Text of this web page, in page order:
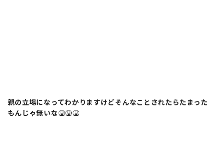
親の立場になってわかりますけどそんなことされたらたまった
もんじゃ無いな🤮🤮🤮